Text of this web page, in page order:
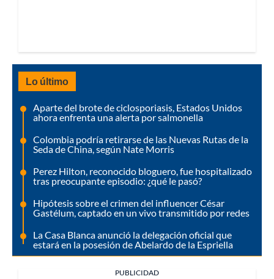
Lo último
Aparte del brote de ciclosporiasis, Estados Unidos
ahora enfrenta una alerta por salmonella
Colombia podría retirarse de las Nuevas Rutas de la
Seda de China, según Nate Morris
Perez Hilton, reconocido bloguero, fue hospitalizado
tras preocupante episodio: ¿qué le pasó?
Hipótesis sobre el crimen del influencer César
Gastélum, captado en un vivo transmitido por redes
La Casa Blanca anunció la delegación oficial que
estará en la posesión de Abelardo de la Espriella
PUBLICIDAD